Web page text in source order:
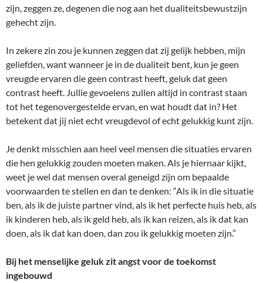
zijn, zeggen ze, degenen die nog aan het dualiteitsbewustzijn
gehecht zijn.
In zekere zin zou je kunnen zeggen dat zij gelijk hebben, mijn
geliefden, want wanneer je in de dualiteit bent, kun je geen
vreugde ervaren die geen contrast heeft, geluk dat geen
contrast heeft. Jullie gevoelens zullen altijd in contrast staan
tot het tegenovergestelde ervan, en wat houdt dat in? Het
betekent dat jij niet echt vreugdevol of echt gelukkig kunt zijn.
Je denkt misschien aan heel veel mensen die situaties ervaren
die hen gelukkig zouden moeten maken. Als je hiernaar kijkt,
weet je wel dat mensen overal geneigd zijn om bepaalde
voorwaarden te stellen en dan te denken: “Als ik in die situatie
ben, als ik de juiste partner vind, als ik het perfecte huis heb, als
ik kinderen heb, als ik geld heb, als ik kan reizen, als ik dat kan
doen, als ik dat kan doen, dan zou ik gelukkig moeten zijn.”
Bij het menselijke geluk zit angst voor de toekomst
ingebouwd